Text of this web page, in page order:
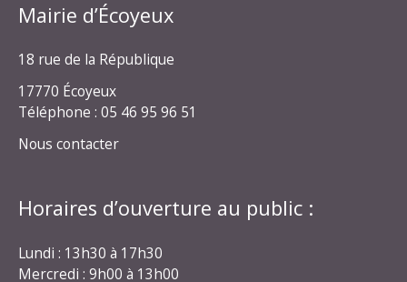
Mairie d’Écoyeux
18 rue de la République
17770 Écoyeux
Téléphone : 05 46 95 96 51
Nous contacter
Horaires d’ouverture au public :
Lundi : 13h30 à 17h30
Mercredi : 9h00 à 13h00